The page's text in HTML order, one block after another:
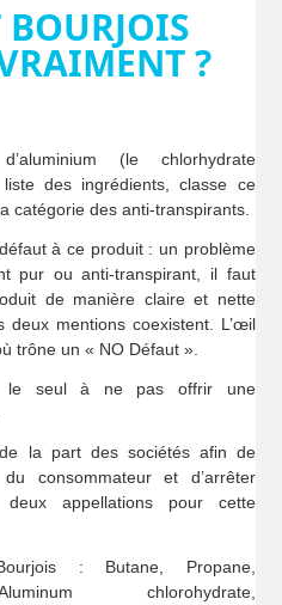
?
(le chlorhydrate
des ingrédients, classe ce
catégorie des anti-transpirants.
à ce produit : un problème
pur ou anti-transpirant, il faut
de manière claire et nette
deux mentions coexistent. L’œil
trône un « NO Défaut ».
le seul à ne pas offrir une
la part des sociétés afin de
consommateur et d’arrêter
deux appellations pour cette
: Butane, Propane,
chlorohydrate,